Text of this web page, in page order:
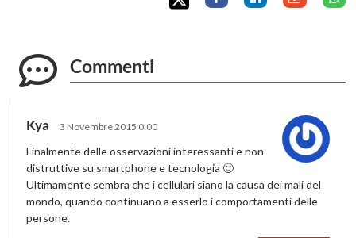
Commenti
Kya 3 Novembre 2015 0:00
Finalmente delle osservazioni interessanti e non
distruttive su smartphone e tecnologia 🙂
Ultimamente sembra che i cellulari siano la causa dei mali del
mondo, quando continuano a esserlo i comportamenti delle
persone.